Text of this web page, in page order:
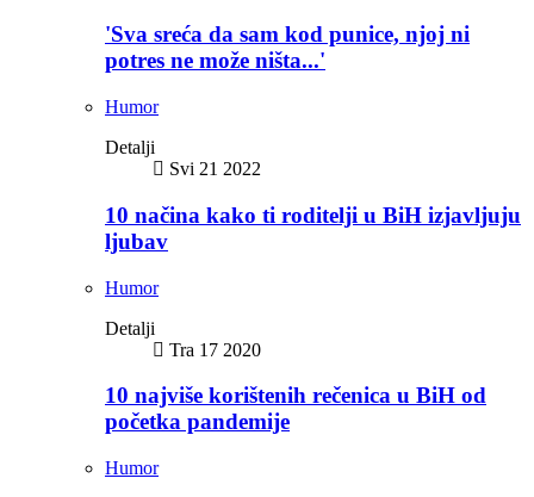
'Sva sreća da sam kod punice, njoj ni
potres ne može ništa...'
Humor
Detalji
Svi 21 2022
10 načina kako ti roditelji u BiH izjavljuju
ljubav
Humor
Detalji
Tra 17 2020
10 najviše korištenih rečenica u BiH od
početka pandemije
Humor